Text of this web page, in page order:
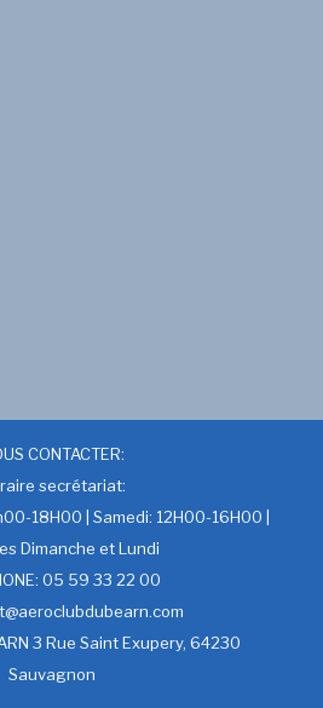
CONTACTER:
secrétariat:
18H00 | Samedi: 12H00-16H00 |
Dimanche et Lundi
05 59 33 22 00
3 Rue Saint Exupery, 64230
Sauvagnon